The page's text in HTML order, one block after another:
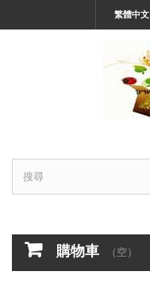
繁體中文
購物車 （空）